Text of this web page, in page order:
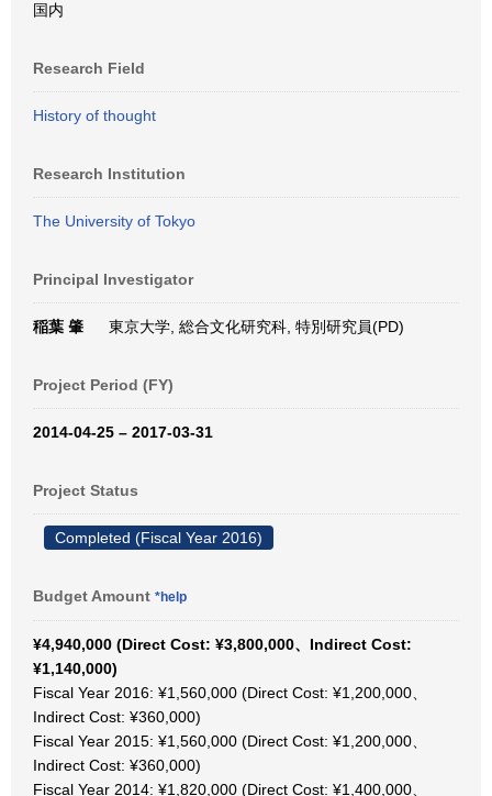
国内
Research Field
History of thought
Research Institution
The University of Tokyo
Principal Investigator
稲葉 肇 東京大学, 総合文化研究科, 特別研究員(PD)
Project Period (FY)
2014-04-25 – 2017-03-31
Project Status
Completed (Fiscal Year 2016)
Budget Amount *help
¥4,940,000 (Direct Cost: ¥3,800,000、Indirect Cost:
¥1,140,000)
Fiscal Year 2016: ¥1,560,000 (Direct Cost: ¥1,200,000、
Indirect Cost: ¥360,000)
Fiscal Year 2015: ¥1,560,000 (Direct Cost: ¥1,200,000、
Indirect Cost: ¥360,000)
Fiscal Year 2014: ¥1,820,000 (Direct Cost: ¥1,400,000、